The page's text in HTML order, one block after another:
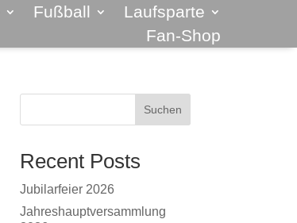
Fußball
Laufsparte
Fan-Shop
Suchen
Recent Posts
Jubilarfeier 2026
Jahreshauptversammlung